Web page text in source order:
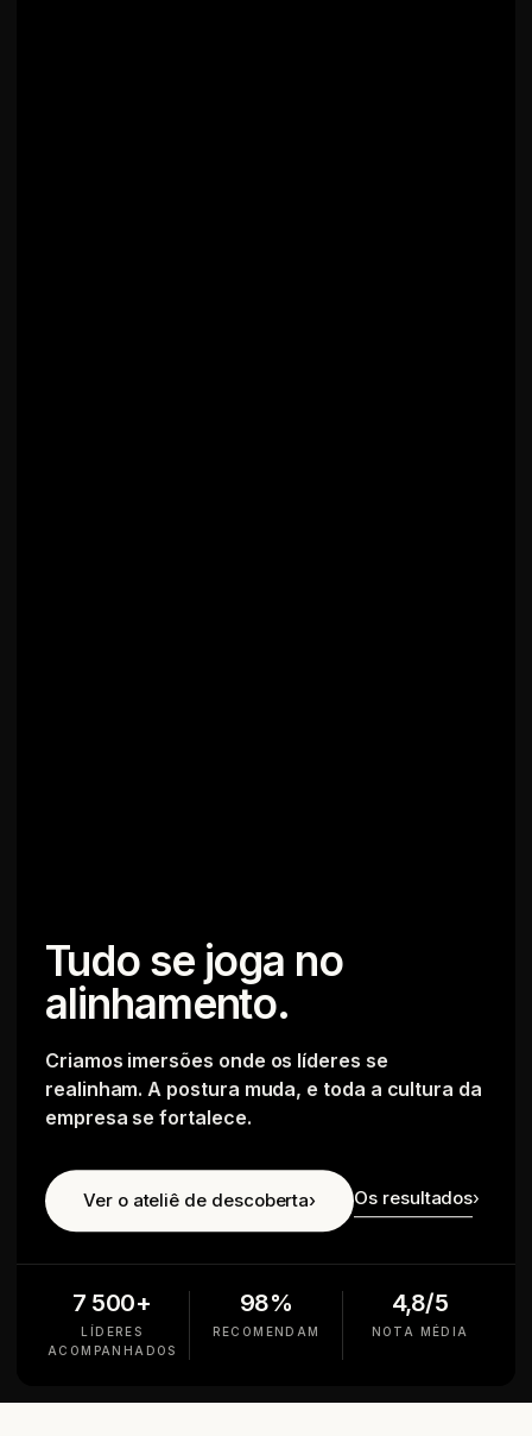
Tudo se joga no
alinhamento.
Criamos imersões onde os líderes se
realinham. A postura muda, e toda a cultura da
empresa se fortalece.
Ver o ateliê de descoberta› Os resultados›
7 500+
LÍDERES
ACOMPANHADOS
98%
RECOMENDAM
4,8/5
NOTA MÉDIA